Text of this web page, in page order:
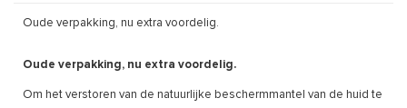
Oude verpakking, nu extra voordelig.
Oude verpakking, nu extra voordelig.
Om het verstoren van de natuurlijke beschermmantel van de huid te